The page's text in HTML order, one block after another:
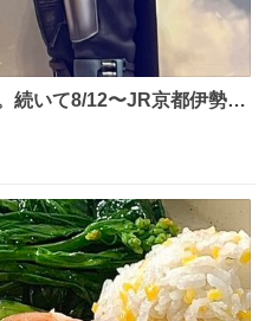
続いて8/12〜JR京都伊勢丹
るとのこと…皆さんお怪
5/21 ロードショーの前日